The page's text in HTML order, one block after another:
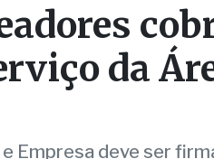
da
Empresa deve ser